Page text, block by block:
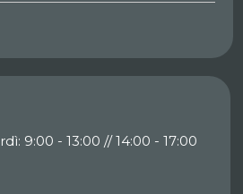
9:00 - 13:00 // 14:00 - 17:00